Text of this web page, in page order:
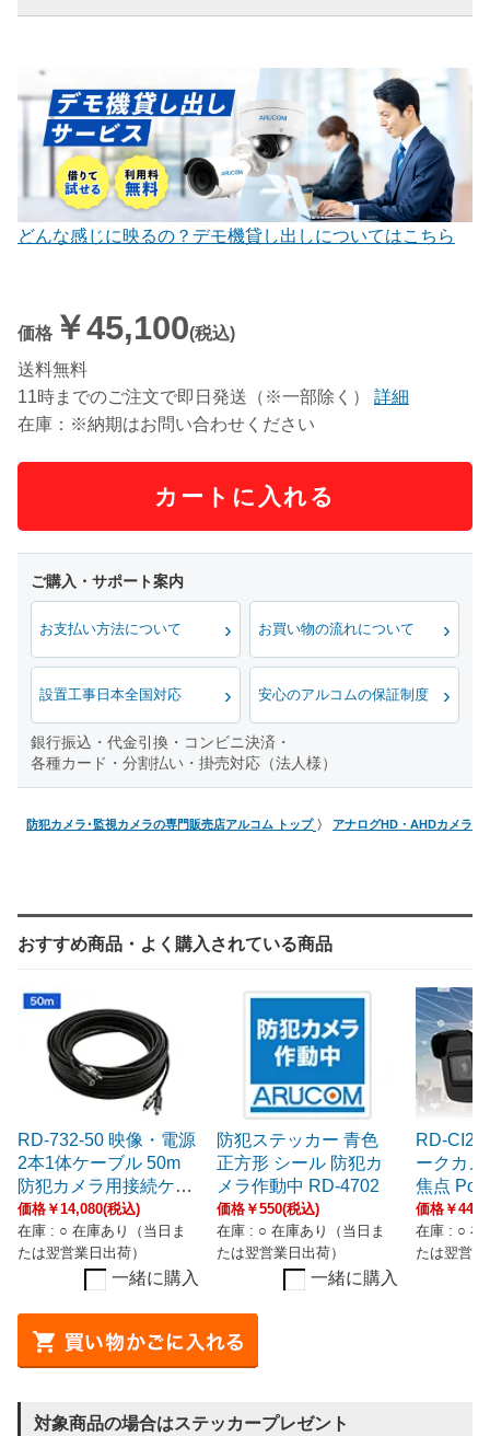
どんな感じに映るの？デモ機貸し出しについてはこちら
価格 ￥45,100(税込)
送料無料
11時までのご注文で即日発送（※一部除く）
詳細
在庫：※納期はお問い合わせください
カートに入れる
お支払い方法について お買い物の流れについて
設置工事日本全国対応 安心のアルコムの保証制度
銀行振込・代金引換・コンビニ決済・
各種カード・分割払い・掛売対応（法人様）
防犯カメラ･監視カメラの専門販売店アルコム トップ アナログHD・AHDカメラ
おすすめ商品・よく購入されている商品
RD-732-50 映像・電源
2本1体ケーブル 50m
防犯カメラ用接続ケー
ブル
価格￥14,080(税込)
在庫 : ○ 在庫あり（当日ま
たは翌営業日出荷）
一緒に購入
防犯ステッカー 青色
正方形 シール 防犯カ
メラ作動中 RD-4702
価格￥550(税込)
在庫 : ○ 在庫あり（当日ま
たは翌営業日出荷）
一緒に購入
RD-
ークカ
焦点
型
価格￥
在庫 : ○ 在
たは翌営
対象商品の場合はステッカープレゼント